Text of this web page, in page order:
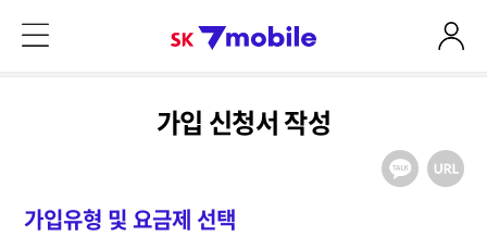
SK 7mobile
가입 신청서 작성
가입유형 및 요금제 선택